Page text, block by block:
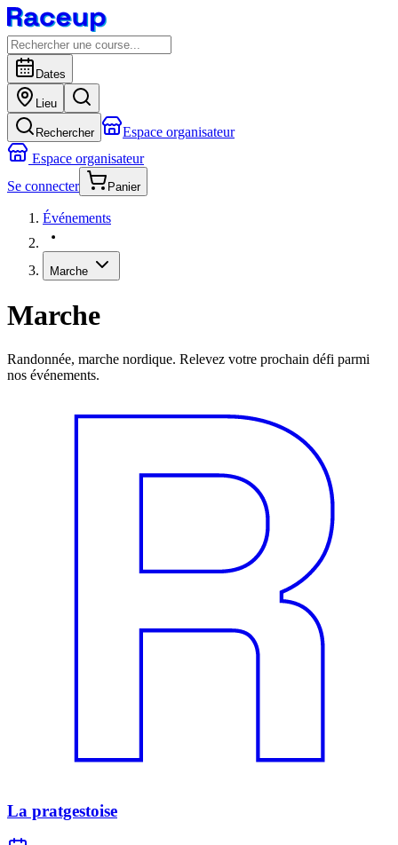
Dates
Lieu
Rechercher
Espace organisateur
Espace organisateur
Se connecter
Panier
Événements
Marche
Marche
Randonnée, marche nordique. Relevez votre prochain défi parmi
nos événements.
La pratgestoise